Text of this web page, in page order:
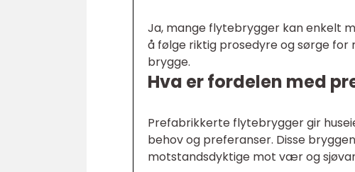
Ja, mange flytebrygger kan enkelt
å følge riktig prosedyre og sørge
brygge.
Hva er fordelen med
Prefabrikkerte flytebrygger gir
behov og preferanser. Disse
motstandsdyktige mot vær og